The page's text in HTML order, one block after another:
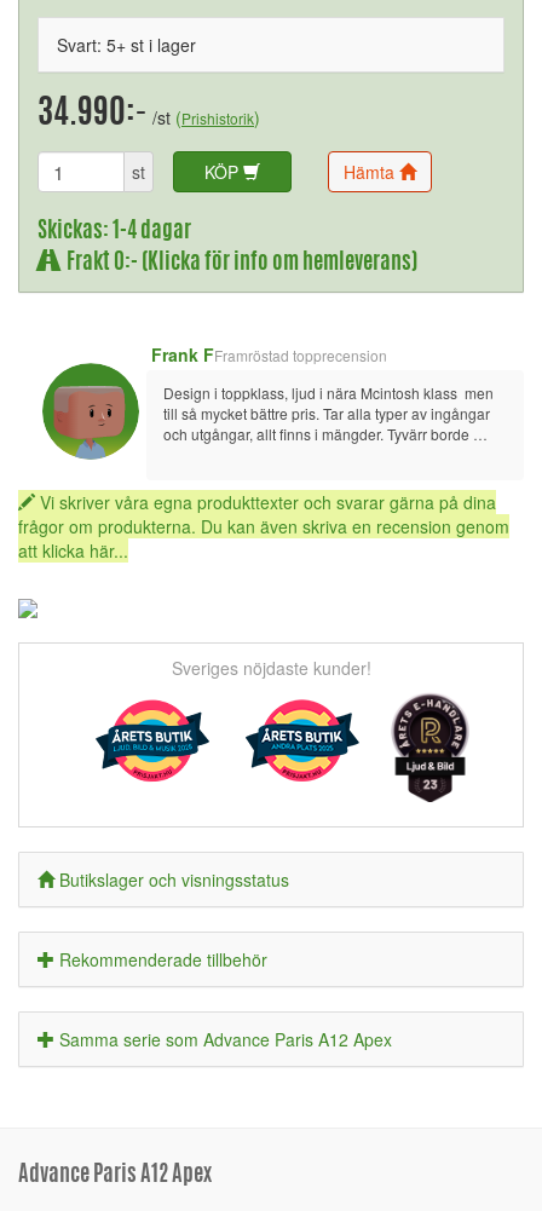
Svart: 5+ st i lager
34.990:- /st (Prishistorik)
st KÖP Hämta
Skickas: 1-4 dagar
Frakt 0:- (Klicka för info om hemleverans)
Frank FFramröstad topprecension
Design i toppklass, ljud i nära Mcintosh klass  men
till så mycket bättre pris. Tar alla typer av ingångar
och utgångar, allt finns i mängder. Tyvärr borde
Jag kan bara varmt rekommendera denna
förstärkare då den känns framtidssäker.
Vi skriver våra egna produkttexter och svarar gärna på dina
frågor om produkterna. Du kan även skriva en recension genom
att klicka här...
Sveriges nöjdaste kunder!
Butikslager och visningsstatus
Rekommenderade tillbehör
Samma serie som Advance Paris A12 Apex
Advance Paris A12 Apex